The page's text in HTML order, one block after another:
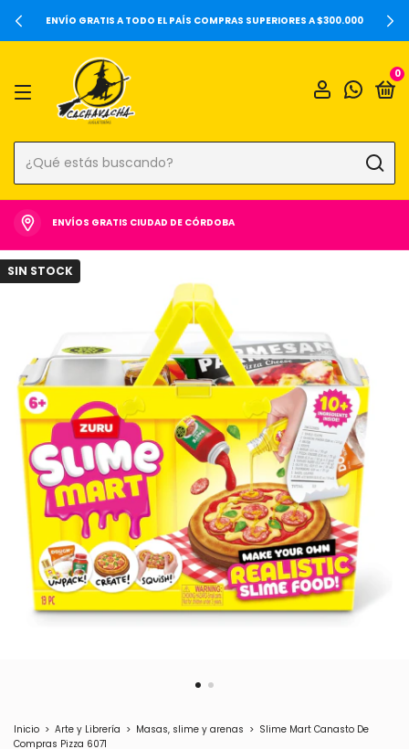
20%OFF SOBRE PRECIOS DE LOCALES Y 6 CUOTAS SIN
0
ENVÍOS GRATIS CIUDAD DE CÓRDOBA
SIN STOCK
Inicio > Arte y Librería > Masas, slime y arenas > Slime Mart Canasto De
Compras Pizza 6071